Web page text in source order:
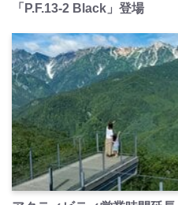
「P.F.13-2 Black」登場